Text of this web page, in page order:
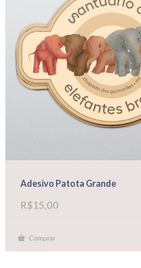
Adesivo Patota Grande
R$15,00
Comprar